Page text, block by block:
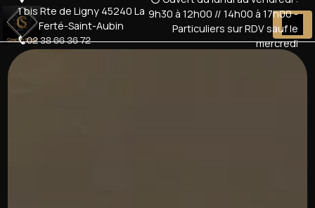
1 bis Rte de Ligny 45240 La
Ferté-Saint-Aubin
02 38 66 36 72
9h30 à 12h00 // 14h00 à 17h00 -
Particuliers sur RDV sauf le
mercredi
Panneau de gestion des cookies